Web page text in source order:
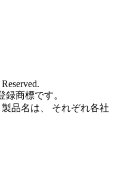
商標です。
品名は、 それぞれ各社